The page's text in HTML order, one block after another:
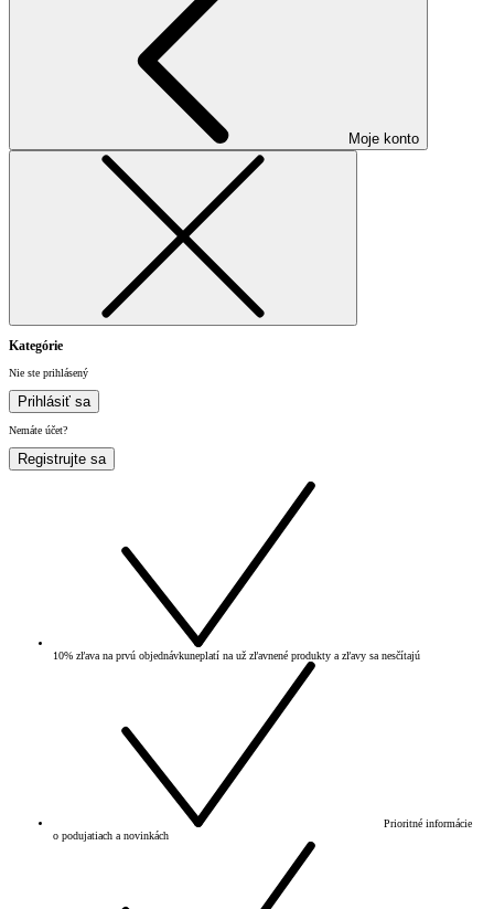
Moje konto
Kategórie
Nie ste prihlásený
Prihlásiť sa
Nemáte účet?
Registrujte sa
10% zľava na prvú objednávkuneplatí na už zľavnené produkty a zľavy sa nesčítajú
Prioritné informácie
o podujatiach a novinkách